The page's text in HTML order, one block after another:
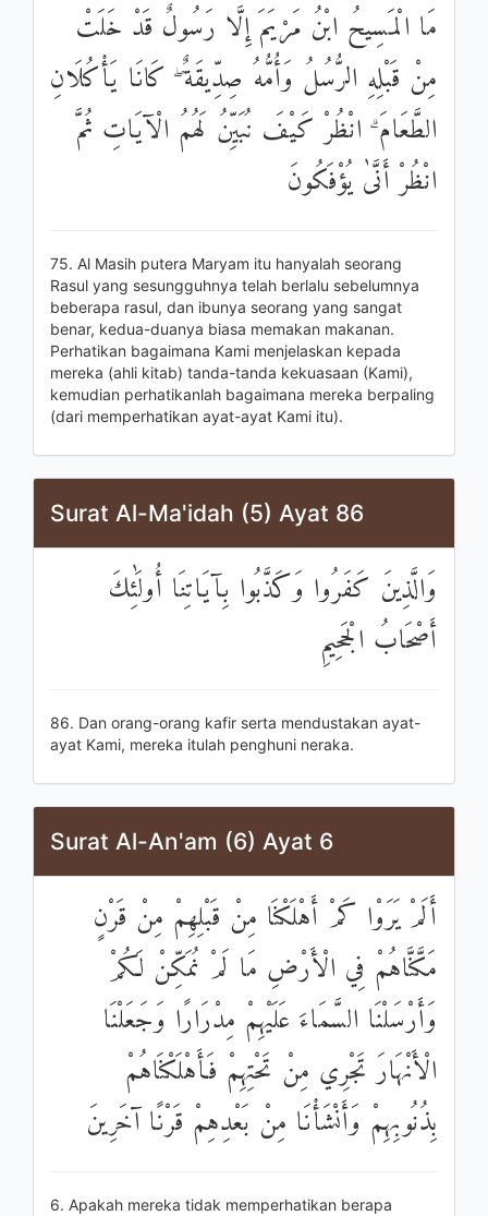
مَا الْمَسِيحُ ابْنُ مَرْيَمَ إِلَّا رَسُولٌ قَدْ خَلَتْ
مِنْ قَبْلِهِ الرُّسُلُ وَأُمُّهُ صِدِّيقَةٌ ۖ كَانَا يَأْكُلَانِ
الطَّعَامَ ۗ انْظُرْ كَيْفَ نُبَيِّنُ لَهُمُ الْآيَاتِ ثُمَّ
انْظُرْ أَنَّىٰ يُؤْفَكُونَ
75. Al Masih putera Maryam itu hanyalah seorang
Rasul yang sesungguhnya telah berlalu sebelumnya
beberapa rasul, dan ibunya seorang yang sangat
benar, kedua-duanya biasa memakan makanan.
Perhatikan bagaimana Kami menjelaskan kepada
mereka (ahli kitab) tanda-tanda kekuasaan (Kami),
kemudian perhatikanlah bagaimana mereka berpaling
(dari memperhatikan ayat-ayat Kami itu).
Surat Al-Ma'idah (5) Ayat 86
وَالَّذِينَ كَفَرُوا وَكَذَّبُوا بِآيَاتِنَا أُولَٰئِكَ
أَصْحَابُ الْجَحِيمِ
86. Dan orang-orang kafir serta mendustakan ayat-
ayat Kami, mereka itulah penghuni neraka.
Surat Al-An'am (6) Ayat 6
أَلَمْ يَرَوْا كَمْ أَهْلَكْنَا مِنْ قَبْلِهِمْ مِنْ قَرْنٍ
مَكَّنَّاهُمْ فِي الْأَرْضِ مَا لَمْ نُمَكِّنْ لَكُمْ
وَأَرْسَلْنَا السَّمَاءَ عَلَيْهِمْ مِدْرَارًا وَجَعَلْنَا
الْأَنْهَارَ تَجْرِي مِنْ تَحْتِهِمْ فَأَهْلَكْنَاهُمْ
بِذُنُوبِهِمْ وَأَنْشَأْنَا مِنْ بَعْدِهِمْ قَرْنًا آخَرِينَ
6. Apakah mereka tidak memperhatikan berapa